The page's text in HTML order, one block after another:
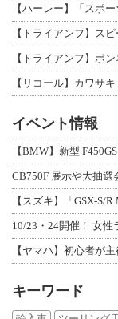
【トライアンフ】ス
【リコール】カワサ
イベント情報
【BMW】新型
CB750F 展示や大抽選
【スズキ】「GSX-S/
10/23・24開催！ 女
【ヤマハ】初心者が
キーワード